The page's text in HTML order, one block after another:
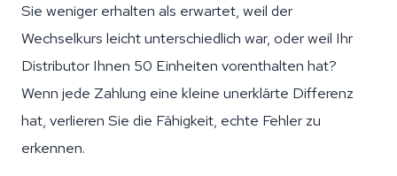
Sie weniger erhalten als erwartet, weil der
Wechselkurs leicht unterschiedlich war, oder weil Ihr
Distributor Ihnen 50 Einheiten vorenthalten hat?
Wenn jede Zahlung eine kleine unerklärte Differenz
hat, verlieren Sie die Fähigkeit, echte Fehler zu
erkennen.